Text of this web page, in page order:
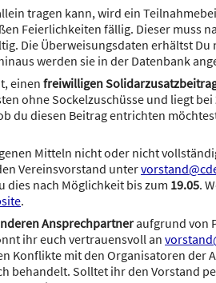
tragen kann, wird ein
Feierlichkeiten fällig. Dieser muss
Die Überweisungsdaten erhältst Du
werden sie in der Datenbank
einen freiwilligen
ohne Sockelzuschüsse und liegt bei
du diesen Beitrag entrichten
Mitteln nicht oder nicht
Vereinsvorstand unter
dies nach Möglichkeit bis zum 19.05.
.
Ansprechpartneraufgrund von
ihr euch vertrauensvoll an
Konflikte mit den Organisatoren der
behandelt. Solltet ihr den Vorstand